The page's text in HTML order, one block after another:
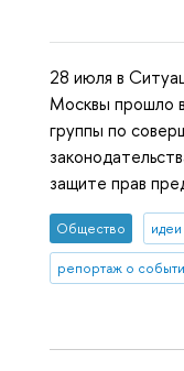
28 июля в
Москвы прошло
группы по
защите прав
Общество
репортаж о